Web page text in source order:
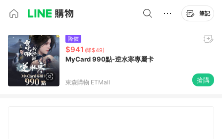
筆記
降價
$941 (降$49)
MyCard 990點-逆水寒專屬卡
東森購物 ETMall 搶購